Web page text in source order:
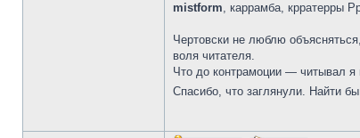
mistform, каррамба, крратерры
Чертовски не люблю
воля читателя.
Что до контрамоции — читывал я
Спасибо, что заглянули. Найти